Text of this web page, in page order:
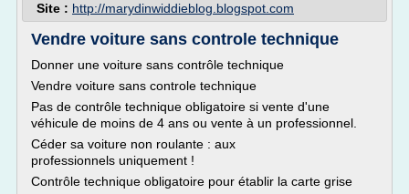
Site : http://marydinwiddieblog.blogspot.com
Vendre voiture sans controle technique
Donner une voiture sans contrôle technique
Vendre voiture sans controle technique
Pas de contrôle technique obligatoire si vente d'une
véhicule de moins de 4 ans ou vente à un professionnel.
Céder sa voiture non roulante : aux
professionnels uniquement !
Contrôle technique obligatoire pour établir la carte grise